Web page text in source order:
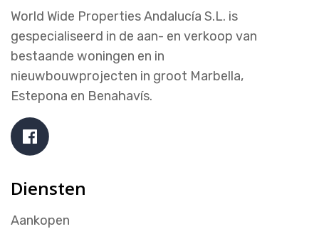
World Wide Properties Andalucía S.L. is
gespecialiseerd in de aan- en verkoop van
bestaande woningen en in
nieuwbouwprojecten in groot Marbella,
Estepona en Benahavís.
Diensten
Aankopen